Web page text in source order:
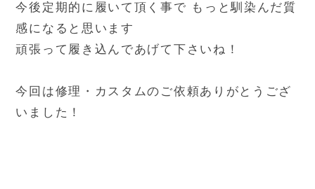
今後定期的に履いて頂く事で もっと馴染んだ質
感になると思います
頑張って履き込んであげて下さいね！
今回は修理・カスタムのご依頼ありがとうござ
いました！